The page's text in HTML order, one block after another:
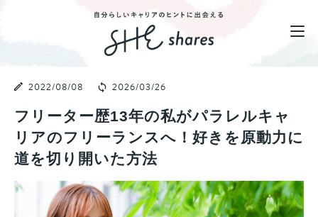
2022/08/08 2026/03/26
フリーター歴13年の私がパラレルキャ
リアのフリーランスへ！好きを原動力に
道を切り開いた方法